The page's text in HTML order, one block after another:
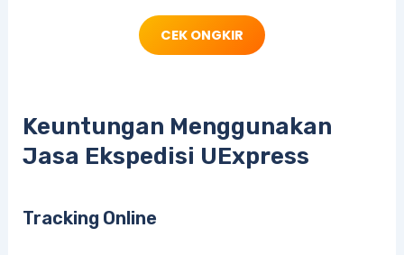
CEK ONGKIR
Keuntungan Menggunakan
Jasa Ekspedisi UExpress
Tracking Online